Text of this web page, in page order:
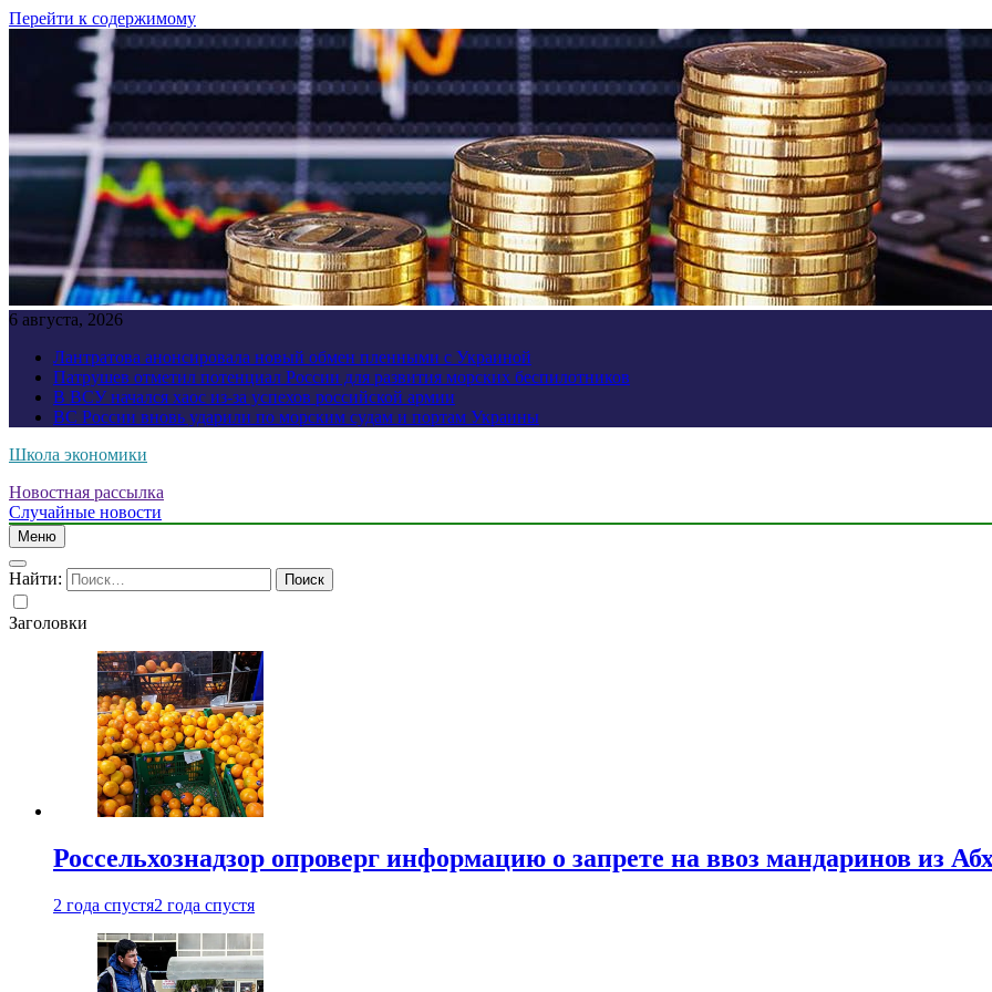
Перейти к содержимому
6 августа, 2026
Лантратова анонсировала новый обмен пленными с Украиной
Патрушев отметил потенциал России для развития морских беспилотников
В ВСУ начался хаос из-за успехов российской армии
ВС России вновь ударили по морским судам и портам Украины
Школа экономики
Новостная рассылка
Случайные новости
Меню
Найти:
Заголовки
Россельхознадзор опроверг информацию о запрете на ввоз мандаринов из
2 года спустя2 года спустя